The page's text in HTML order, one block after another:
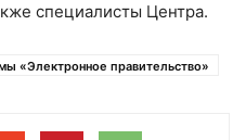
специалисты Центра.
«Электронное правительство»